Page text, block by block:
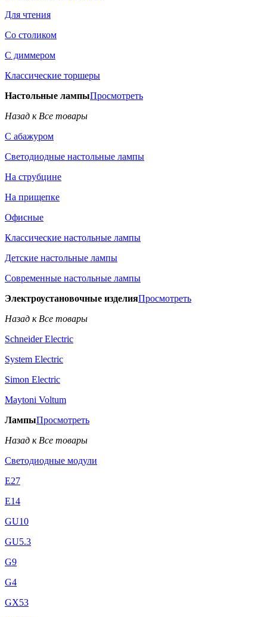
Для чтения
Со столиком
С диммером
Классические торшеры
Настольные лампыПросмотреть
Назад к Все товары
С абажуром
Светодиодные настольные лампы
На струбцине
На прищепке
Офисные
Классические настольные лампы
Детские настольные лампы
Современные настольные лампы
Электроустановочные изделияПросмотреть
Назад к Все товары
Schneider Electric
System Electric
Simon Electric
Maytoni Voltum
ЛампыПросмотреть
Назад к Все товары
Светодиодные модули
E27
E14
GU10
GU5.3
G9
G4
GX53